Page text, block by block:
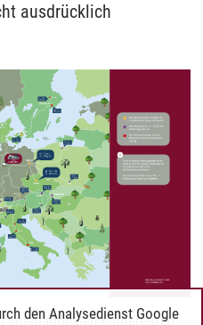
ausdrücklich
internationalen Konferenzen,
den Analysedienst Google